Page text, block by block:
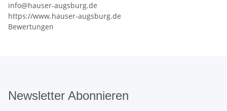
info@hauser-augsburg.de
https://www.hauser-augsburg.de
Bewertungen
Newsletter Abonnieren